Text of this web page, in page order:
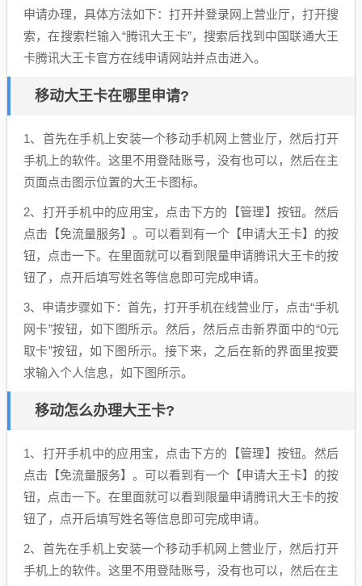
申请办理，具体方法如下：打开并登录网上营业厅，打开搜
索，在搜索栏输入“腾讯大王卡”，搜索后找到中国联通大王
卡腾讯大王卡官方在线申请网站并点击进入。
移动大王卡在哪里申请?
1、首先在手机上安装一个移动手机网上营业厅，然后打开
手机上的软件。这里不用登陆账号，没有也可以，然后在主
页面点击图示位置的大王卡图标。
2、打开手机中的应用宝，点击下方的【管理】按钮。然后
点击【免流量服务】。可以看到有一个【申请大王卡】的按
钮，点击一下。在里面就可以看到限量申请腾讯大王卡的按
钮了，点开后填写姓名等信息即可完成申请。
3、申请步骤如下：首先，打开手机在线营业厅，点击“手机
网卡”按钮，如下图所示。然后，然后点击新界面中的“0元
取卡”按钮，如下图所示。接下来，之后在新的界面里按要
求输入个人信息，如下图所示。
移动怎么办理大王卡?
1、打开手机中的应用宝，点击下方的【管理】按钮。然后
点击【免流量服务】。可以看到有一个【申请大王卡】的按
钮，点击一下。在里面就可以看到限量申请腾讯大王卡的按
钮了，点开后填写姓名等信息即可完成申请。
2、首先在手机上安装一个移动手机网上营业厅，然后打开
手机上的软件。这里不用登陆账号，没有也可以，然后在主